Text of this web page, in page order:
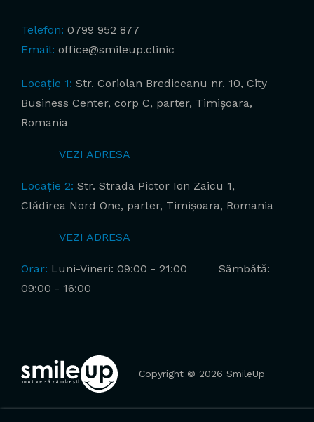
Telefon: 0799 952 877
Email: office@smileup.clinic
Locație 1: Str. Coriolan Brediceanu nr. 10, City
Business Center, corp C, parter, Timișoara,
Romania
VEZI ADRESA
Locație 2: Str. Strada Pictor Ion Zaicu 1,
Clădirea Nord One, parter, Timișoara, Romania
VEZI ADRESA
Orar: Luni-Vineri: 09:00 - 21:00
Sâmbătă:
09:00 - 16:00
Copyright © 2026 SmileUp